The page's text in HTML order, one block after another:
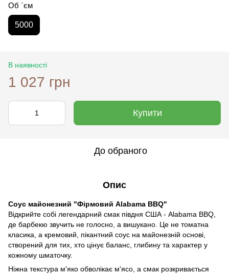
Об `єм
5000
В наявності
1 027 грн
Купити
До обраного
Опис
Соус майонезний "Фірмовий Alabama BBQ"
Відкрийте собі легендарний смак півдня США - Alabama BBQ,
де барбекю звучить не голосно, а вишукано. Це не томатна
класика, а кремовий, пікантний соус на майонезній основі,
створений для тих, хто цінує баланс, глибину та характер у
кожному шматочку.
Ніжна текстура м'яко обволікає м'ясо, а смак розкривається